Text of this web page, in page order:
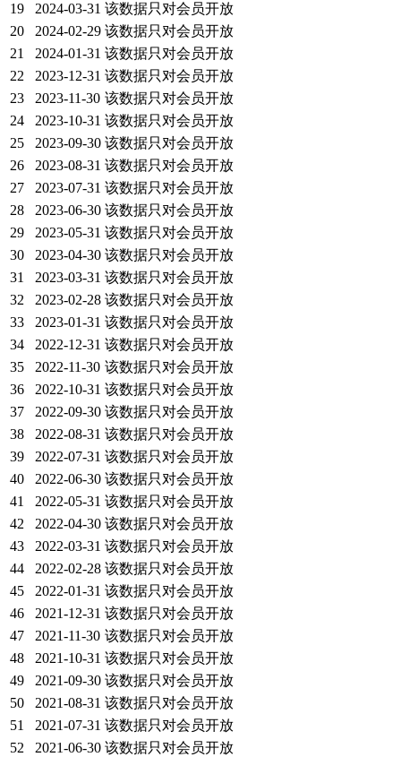
19
2024-03-31 该数据只对会员开放
20
2024-02-29 该数据只对会员开放
21
2024-01-31 该数据只对会员开放
22
2023-12-31 该数据只对会员开放
23
2023-11-30 该数据只对会员开放
24
2023-10-31 该数据只对会员开放
25
2023-09-30 该数据只对会员开放
26
2023-08-31 该数据只对会员开放
27
2023-07-31 该数据只对会员开放
28
2023-06-30 该数据只对会员开放
29
2023-05-31 该数据只对会员开放
30
2023-04-30 该数据只对会员开放
31
2023-03-31 该数据只对会员开放
32
2023-02-28 该数据只对会员开放
33
2023-01-31 该数据只对会员开放
34
2022-12-31 该数据只对会员开放
35
2022-11-30 该数据只对会员开放
36
2022-10-31 该数据只对会员开放
37
2022-09-30 该数据只对会员开放
38
2022-08-31 该数据只对会员开放
39
2022-07-31 该数据只对会员开放
40
2022-06-30 该数据只对会员开放
41
2022-05-31 该数据只对会员开放
42
2022-04-30 该数据只对会员开放
43
2022-03-31 该数据只对会员开放
44
2022-02-28 该数据只对会员开放
45
2022-01-31 该数据只对会员开放
46
2021-12-31 该数据只对会员开放
47
2021-11-30 该数据只对会员开放
48
2021-10-31 该数据只对会员开放
49
2021-09-30 该数据只对会员开放
50
2021-08-31 该数据只对会员开放
51
2021-07-31 该数据只对会员开放
52
2021-06-30 该数据只对会员开放